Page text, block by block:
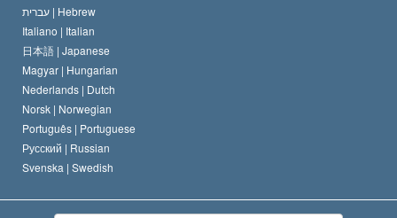
עברית | Hebrew
Italiano | Italian
日本語 | Japanese
Magyar | Hungarian
Nederlands | Dutch
Norsk | Norwegian
Português | Portuguese
Русский | Russian
Svenska | Swedish